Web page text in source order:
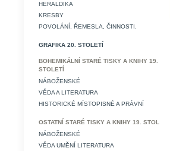
HERALDIKA
KRESBY
POVOLÁNÍ, ŘEMESLA, ČINNOSTI.
GRAFIKA 20. STOLETÍ
BOHEMIKÁLNÍ STARÉ TISKY A KNIHY 19.
STOLETÍ
NÁBOŽENSKÉ
VĚDA A LITERATURA
HISTORICKÉ MÍSTOPISNÉ A PRÁVNÍ
OSTATNÍ STARÉ TISKY A KNIHY 19. STOL
NÁBOŽENSKÉ
VĚDA UMĚNÍ LITERATURA